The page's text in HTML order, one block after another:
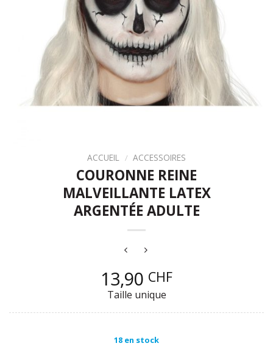
ACCUEIL / ACCESSOIRES
COURONNE REINE
MALVEILLANTE LATEX
ARGENTÉE ADULTE
13,90 CHF
Taille unique
18 en stock